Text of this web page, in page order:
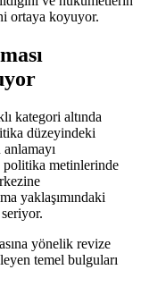
ortaya koyuyor.
kategori altında
düzeyindeki
politika metinlerinde
yaklaşımındaki
yönelik revize
temel bulguları